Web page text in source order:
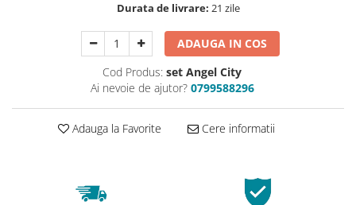
Durata de livrare: 21 zile
ADAUGA IN COS
Cod Produs: set Angel City
Ai nevoie de ajutor? 0799588296
Adauga la Favorite Cere informatii